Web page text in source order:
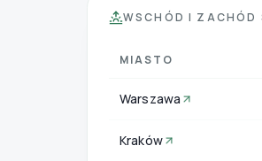
WSCHÓD I ZACHÓD
MIASTO
Warszawa
Kraków